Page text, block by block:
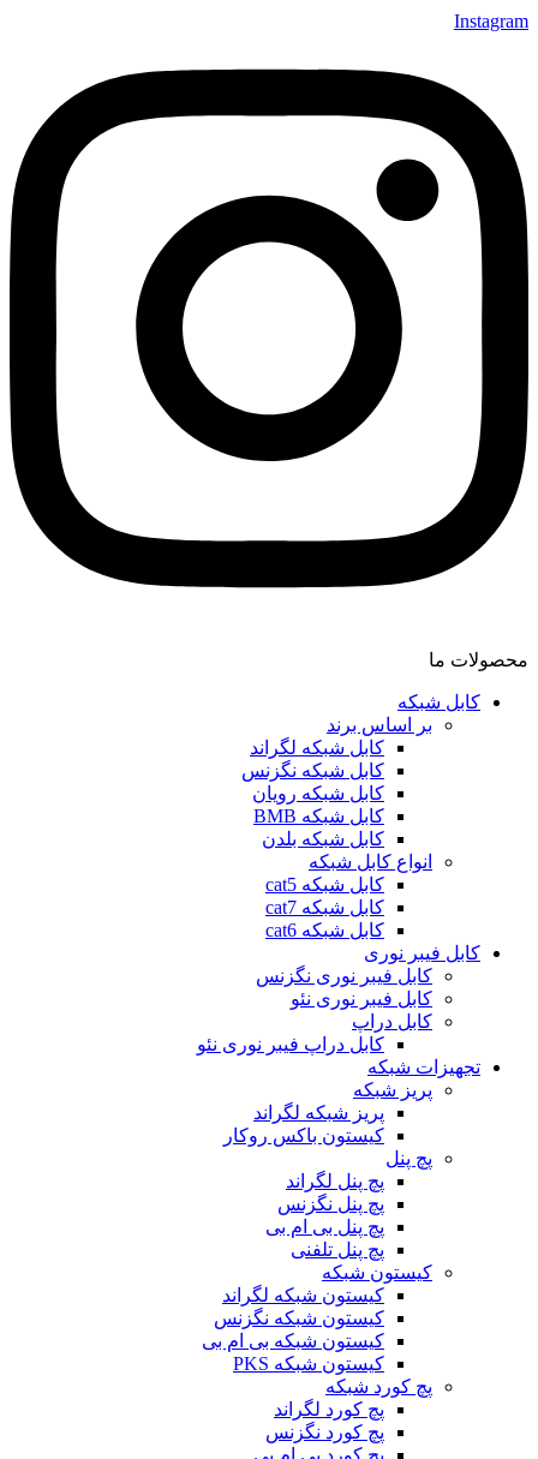
Instagram
محصولات ما
کابل شبکه
بر اساس برند
کابل شبکه لگراند
کابل شبکه نگزنس
کابل شبکه رویان
کابل شبکه ‌BMB
کابل شبکه بلدن
انواع کابل شبکه
کابل شبکه cat5
کابل شبکه cat7
کابل شبکه cat6
کابل فیبر نوری
کابل فیبر نوری نگزنس
کابل فیبر نوری نئو
کابل دراپ
کابل دراپ فیبر نوری نئو
تجهیزات شبکه
پریز شبکه
پریز شبکه لگراند
کیستون باکس روکار
پچ پنل
پچ پنل لگراند
پچ پنل نگزنس
پچ پنل بی ام بی
پچ پنل تلفنی
کیستون شبکه
کیستون شبکه لگراند
کیستون شبکه نگزنس
کیستون شبکه بی ام بی
کیستون شبکه PKS
پچ کورد شبکه
پچ کورد لگراند
پچ کورد نگزنس